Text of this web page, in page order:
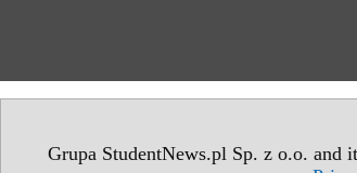
Grupa StudentNews.pl Sp. z o.o. and